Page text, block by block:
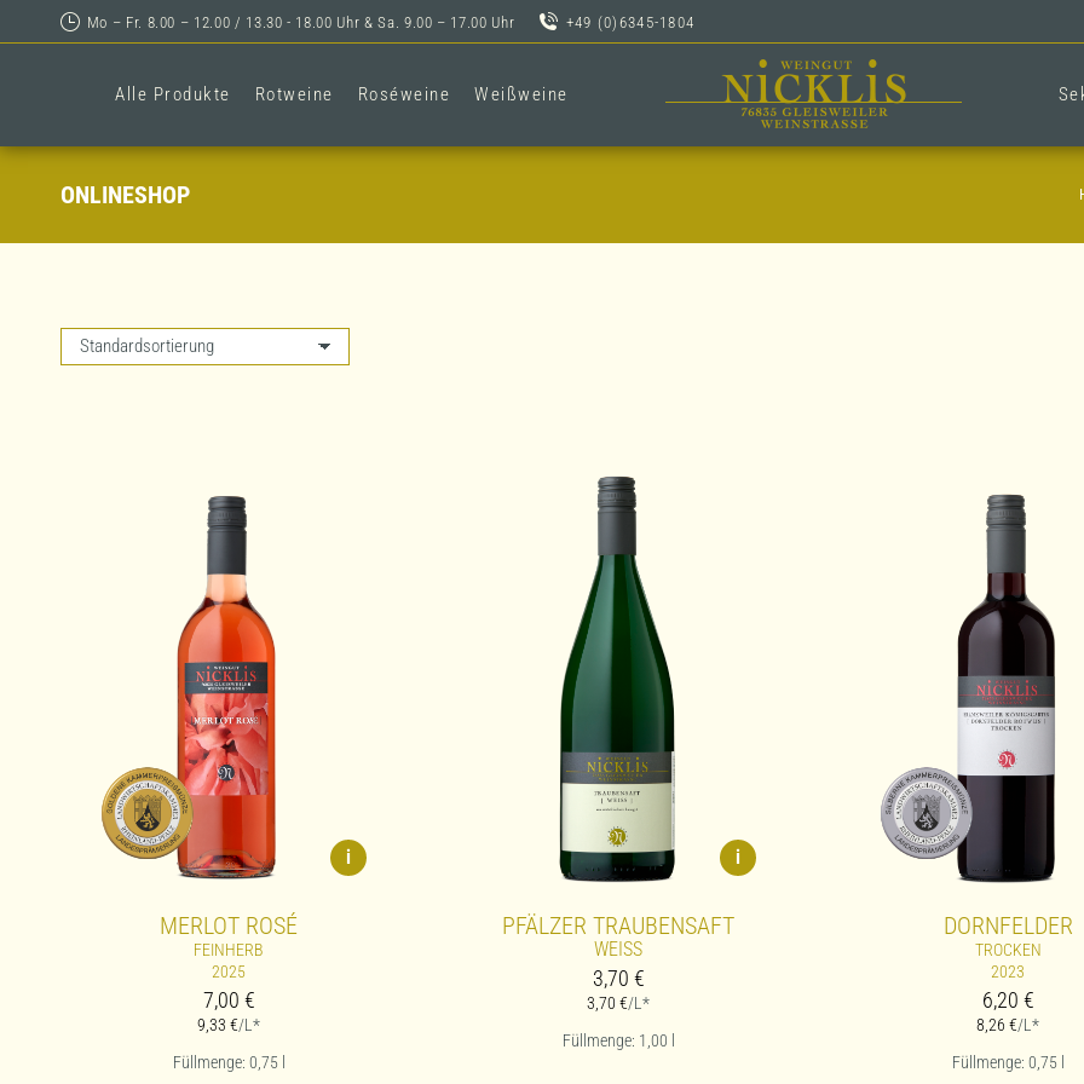
Mo – Fr. 8.00 – 12.00 / 13.30 - 18.00 Uhr & Sa. 9.00 – 17.00 Uhr +49 (0)6345-1804
Alle Produkte Rotweine Roséweine Weißweine
ONLINESHOP
i
MERLOT ROSÉ
FEINHERB
2025
7,00 €
9,33 €/L*
Füllmenge: 0,75
i
PFÄLZER TRAUBENSAFT
WEISS
3,70 €
3,70 €/L*
Füllmenge: 1,00
DORNFELDER
TROCKEN
2023
6,20 €
8,26 €/L*
Füllmenge: 0,75